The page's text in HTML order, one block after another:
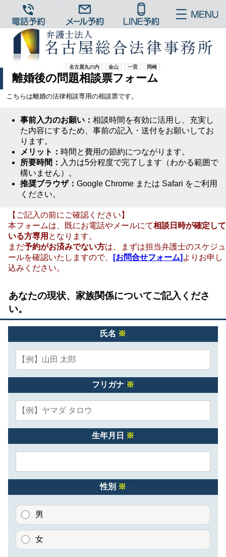
名古屋丸の内 金山 一宮 岡崎
離婚後の問題相談票フォーム
こちらは離婚の法律相談専用の相談票です。
事前入力のお願い： 相談時間を有効に活用し、充実し
た内容にするため、事前の記入・送付をお願いしてお
ります。
メリット： 時間と費用の節約につながります。
所要時間： 入力は5分程度で完了します（わかる範囲で
構いません）。
推奨ブラウザ： Google Chrome または Safari をご利用
ください。
【ご記入の前にご確認ください】
本フォームは、既にお電話やメールにて相談日時が確定して
いる方専用 となります。
まだ予約がお済みでない方は、まずは担当弁護士のスケジュ
ールを確認いたしますので、
[お問合せフォーム] よりお申し
込みください。
あなたの現状、家族関係についてご記入くださ
い。
氏名 ※
フリガナ ※
生年月日 ※
性別 ※
男
女